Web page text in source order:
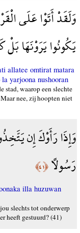
وَلَقَدْ أَتَوْا عَلَى
يَكُونُوا يَرَوْنَهَا بَلْ
allatee omtirat matara
yarjoona nushooran
stad, waarop een slechte
nee, zij hoopten niet
وَإِذَا رَأَوْكَ إِن
رَسُولًا﴿٤١﴾
illa huzuwan
slechts tot onderwerp
heeft gestuurd? (41)